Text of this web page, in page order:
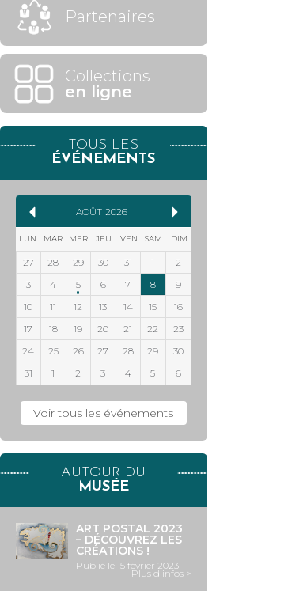
Partenaires
Collections
en ligne
TOUS LES
ÉVÉNEMENTS
AOÛT 2026
LUN MAR MER JEU VEN SAM DIM
27 28 29 30 31 1
2
3
4 5 6 7 8
9
10
11 12 13 14 15
16
17
18 19 20 21 22
23
24
25 26 27 28 29
30
31
1 2 3 4 5 6
Voir tous les événements
AUTOUR DU
MUSÉE
ART POSTAL 2023
– DÉCOUVREZ LES
CRÉATIONS !
Publié le 15 février 2023
Plus d'infos >